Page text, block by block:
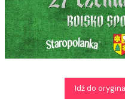
Idź do